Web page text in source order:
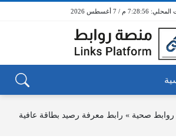
7:28:56 م / 7 أغسطس 2026
روابط صحية » رابط معرفة رصيد بطاقة عافية